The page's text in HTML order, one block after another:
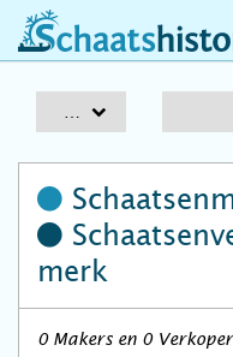
schaatshistorie.nl
merk
0 Makers en 0